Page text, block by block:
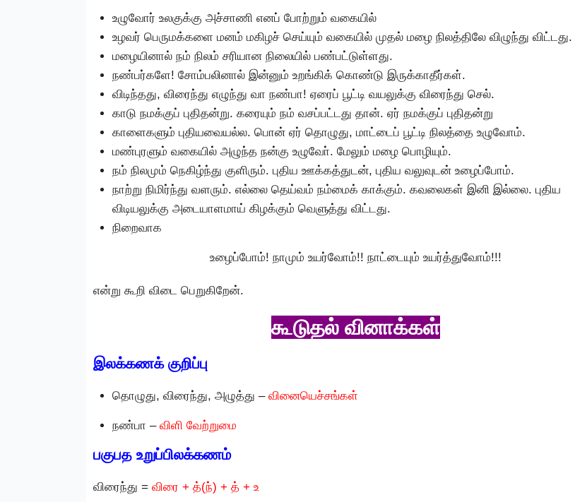
உழுவோர் உலகுக்கு அச்சாணி எனப் போற்றும் வகையில்
உழவர் பெருமக்களை மனம் மகிழச் செய்யும் வகையில் முதல் மழை நிலத்திலே விழுந்து விட்டது.
மழையினால் நம் நிலம் சரியான நிலையில் பண்பட்டுள்ளது.
நண்பர்களே! சோம்பலினால் இன்னும் உறங்கிக் கொண்டு இருக்காதீர்கள்.
விடிந்தது, விரைந்து எழுந்து வா நண்பா! ஏரைப் பூட்டி வயலுக்கு விரைந்து செல்.
காடு நமக்குப் புதிதன்று. கரையும் நம் வசப்பட்டது தான். ஏர் நமக்குப் புதிதன்று
காளைகளும் புதியவையல்ல. பொன் ஏர் தொழுது, மாட்டைப் பூட்டி நிலத்தை உழுவோம்.
மண்புரளும் வகையில் அழுந்த நன்கு உழுவோ். மேலும் மழை பொழியும்.
நம் நிலமும் நெகிழ்ந்து குளிரும். புதிய ஊக்கத்துடன், புதிய வலுவுடன் உழைப்போம்.
நாற்று நிமிர்ந்து வளரும். எல்லை தெய்வம் நம்மைக் காக்கும். கவலைகள் இனி இல்லை. புதிய
விடியலுக்கு அடையாளமாய் கிழக்கும் வெளுத்து விட்டது.
நிறைவாக
உழைப்போம்! நாமும் உயர்வோம்!! நாட்டையும் உயர்த்துவோம்!!!
என்று கூறி விடை பெறுகிறேன்.
கூடுதல் வினாக்கள்
இலக்கணக் குறிப்பு
தொழுது, விரைந்து, அழுத்து – வினையெச்சங்கள்
நண்பா –விளி வேற்றுமை
பகுபத உறுப்பிலக்கணம்
விரைந்து = விரை + த்(ந்) + த் + உ